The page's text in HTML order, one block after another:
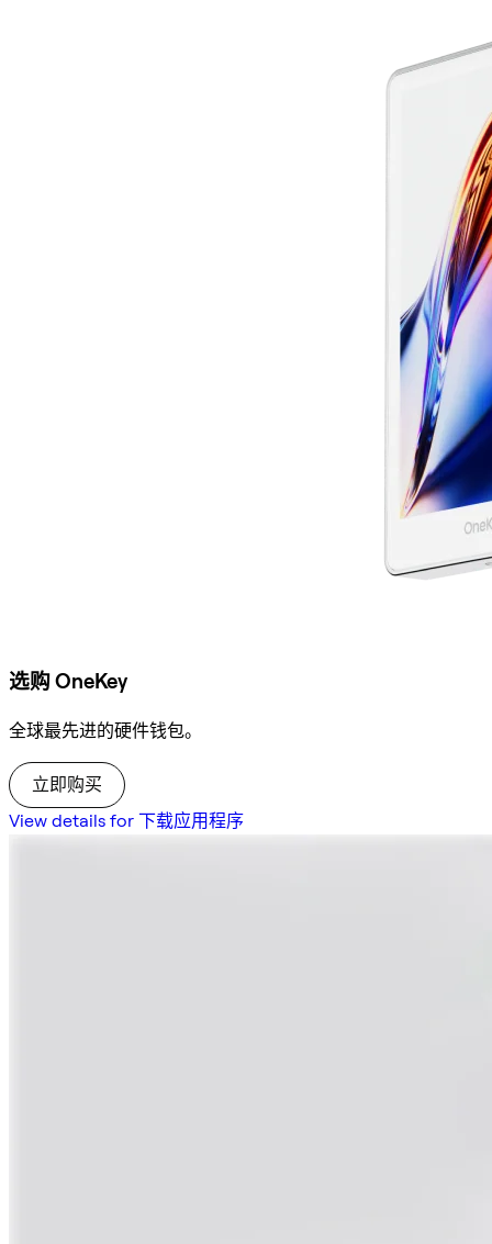
选购 OneKey
全球最先进的硬件钱包。
立即购买
View details for 下载应用程序